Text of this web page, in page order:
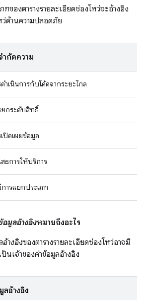
ทของตารางรายละเอียดช่องโหว่จะอ้างอิง
ด้านความปลอดภัย
ำกัดความ
ดำเนินการกับโค้ดจากระยะไกล
ยกระดับสิทธิ์
เปิดเผยข้อมูล
ธการให้บริการ
การแยกประเภท
อมูลอ้างอิงหมายถึงอะไร
างอิงของตารางรายละเอียดช่องโหว่อาจมี
นเจ้าของค่าข้อมูลอ้างอิง
ลอ้างอิง